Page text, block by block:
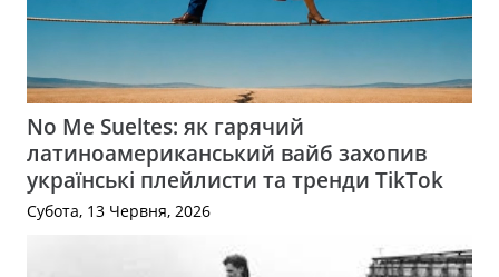
No Me Sueltes: як гарячий
латиноамериканський вайб захопив
українські плейлисти та тренди TikTok
Субота, 13 Червня, 2026